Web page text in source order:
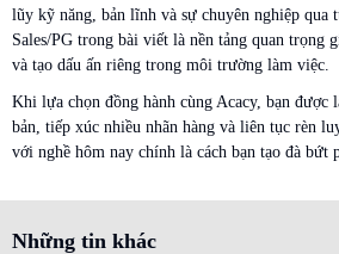
lũy kỹ năng, bản lĩnh và sự chuyên nghiệp qua
Sales/PG trong bài viết là nền tảng quan trọng
và tạo dấu ấn riêng trong môi trường làm việc.
Khi lựa chọn đồng hành cùng Acacy, bạn
bản, tiếp xúc nhiều nhãn hàng và liên tục rèn
với nghề hôm nay chính là cách bạn tạo đà bứt
Những tin khác